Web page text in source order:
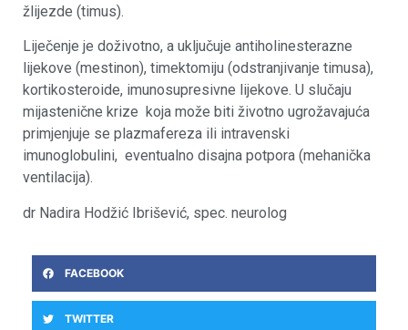
žlijezde (timus).
Liječenje je doživotno, a uključuje antiholinesterazne
lijekove (mestinon), timektomiju (odstranjivanje timusa),
kortikosteroide, imunosupresivne lijekove. U slučaju
mijastenične krize koja može biti životno ugrožavajuća
primjenjuje se plazmafereza ili intravenski
imunoglobulini, eventualno disajna potpora (mehanička
ventilacija).
dr Nadira Hodžić Ibrišević, spec. neurolog
FACEBOOK
TWITTER